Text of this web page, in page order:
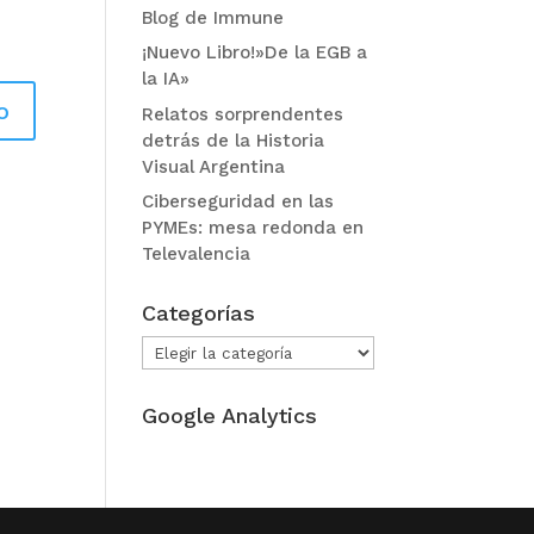
Blog de Immune
¡Nuevo Libro!»De la EGB a
la IA»
Relatos sorprendentes
detrás de la Historia
Visual Argentina
Ciberseguridad en las
PYMEs: mesa redonda en
Televalencia
Categorías
Categorías
Google Analytics